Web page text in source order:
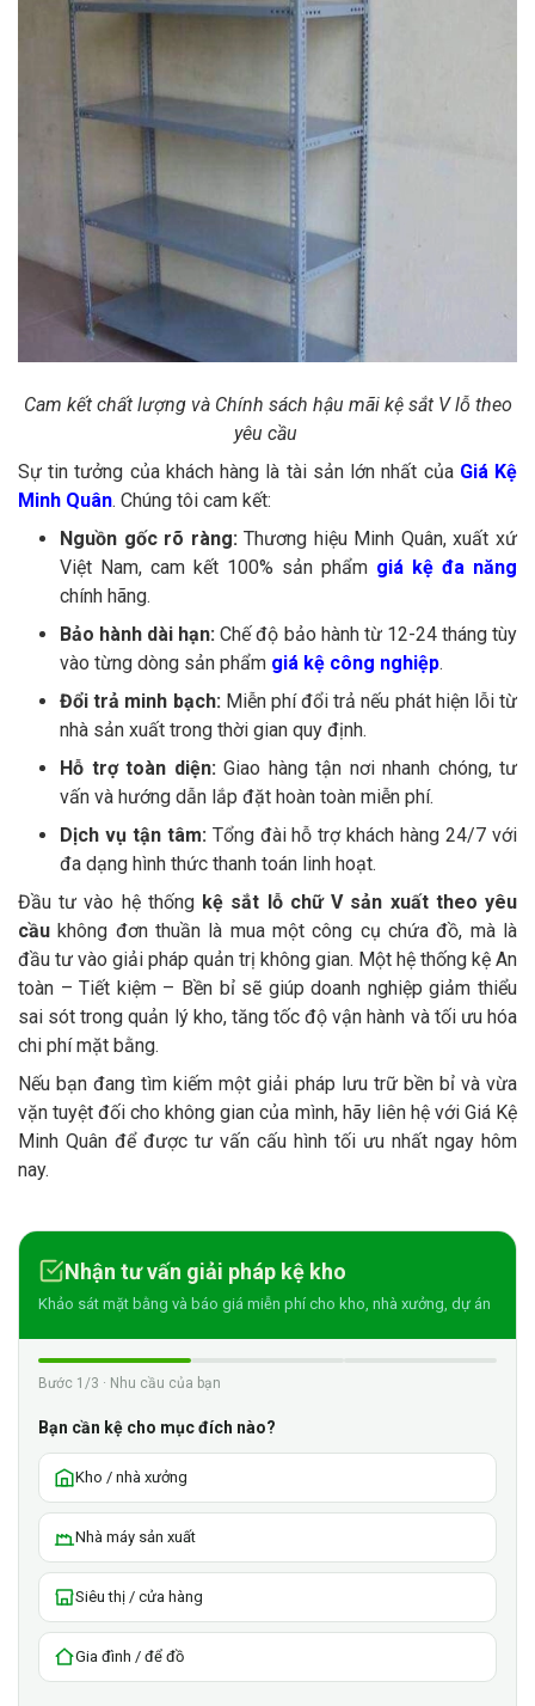
Cam kết chất lượng và Chính sách hậu mãi kệ sắt V lỗ theo
yêu cầu
Sự tin tưởng của khách hàng là tài sản lớn nhất của Giá Kệ
Minh Quân. Chúng tôi cam kết:
Nguồn gốc rõ ràng:Thương hiệu Minh Quân, xuất xứ
Việt Nam, cam kết 100% sản phẩm giá kệ đa năng
chính hãng.
Bảo hành dài hạn:Chế độ bảo hành từ 12-24 tháng tùy
vào từng dòng sản phẩm giá kệ công nghiệp.
Đổi trả minh bạch: Miễn phí đổi trả nếu phát hiện lỗi từ
nhà sản xuất trong thời gian quy định.
Hỗ trợ toàn diện: Giao hàng tận nơi nhanh chóng, tư
vấn và hướng dẫn lắp đặt hoàn toàn miễn phí.
Dịch vụ tận tâm: Tổng đài hỗ trợ khách hàng 24/7 với
đa dạng hình thức thanh toán linh hoạt.
Đầu tư vào hệ thống kệ sắt lỗ chữ V sản xuất theo yêu
cầukhông đơn thuần là mua một công cụ chứa đồ, mà là
đầu tư vào giải pháp quản trị không gian. Một hệ thống kệ An
toàn – Tiết kiệm – Bền bỉ sẽ giúp doanh nghiệp giảm thiểu
sai sót trong quản lý kho, tăng tốc độ vận hành và tối ưu hóa
chi phí mặt bằng.
Nếu bạn đang tìm kiếm một giải pháp lưu trữ bền bỉ và vừa
vặn tuyệt đối cho không gian của mình, hãy liên hệ với Giá Kệ
Minh Quân để được tư vấn cấu hình tối ưu nhất ngay hôm
nay.
Nhận tư vấn giải pháp kệ kho
Khảo sát mặt bằng và báo giá miễn phí cho kho, nhà xưởng, dự án
Bước 1/3 · Nhu cầu của bạn
Bạn cần kệ cho mục đích nào?
Kho / nhà xưởng
Nhà máy sản xuất
Siêu thị / cửa hàng
Gia đình / để đồ